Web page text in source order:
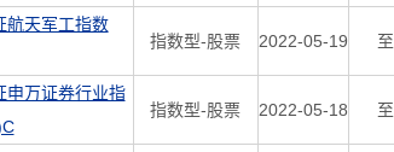
航天军工指数
指数型-股票 2022-05-19
申万证券行业指
指数型-股票 2022-05-18